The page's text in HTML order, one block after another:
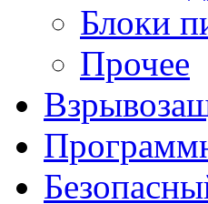
Блоки
Прочее